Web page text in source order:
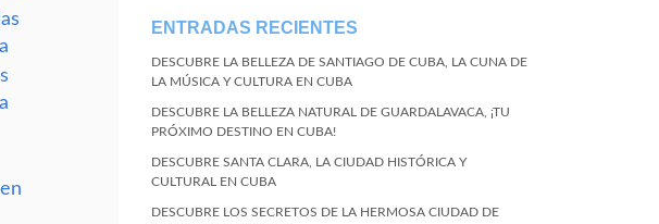
ENTRADAS RECIENTES
DESCUBRE LA BELLEZA DE SANTIAGO DE CUBA, LA CUNA DE
LA MÚSICA Y CULTURA EN CUBA
DESCUBRE LA BELLEZA NATURAL DE GUARDALAVACA, ¡TU
PRÓXIMO DESTINO EN CUBA!
DESCUBRE SANTA CLARA, LA CIUDAD HISTÓRICA Y
CULTURAL EN CUBA
DESCUBRE LOS SECRETOS DE LA HERMOSA CIUDAD DE